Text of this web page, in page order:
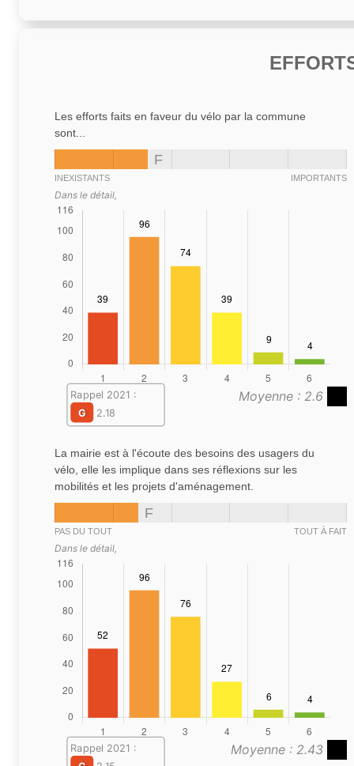
Les efforts faits en faveur du vélo par la commune
sont...
F
INEXISTANTS IMPORTANTS
Dans le détail,
Moyenne : 2.6
Rappel 2021 :
G
2.18
La mairie est à l'écoute des besoins des usagers du
vélo, elle les implique dans ses réflexions sur les
mobilités et les projets d'aménagement.
F
PAS DU TOUT TOUT À FAIT
Dans le détail,
Moyenne : 2.43
Rappel 2021 :